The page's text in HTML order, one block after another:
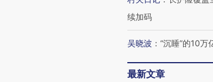
续加码
吴晓波 ： “沉睡”的10万
最新文章